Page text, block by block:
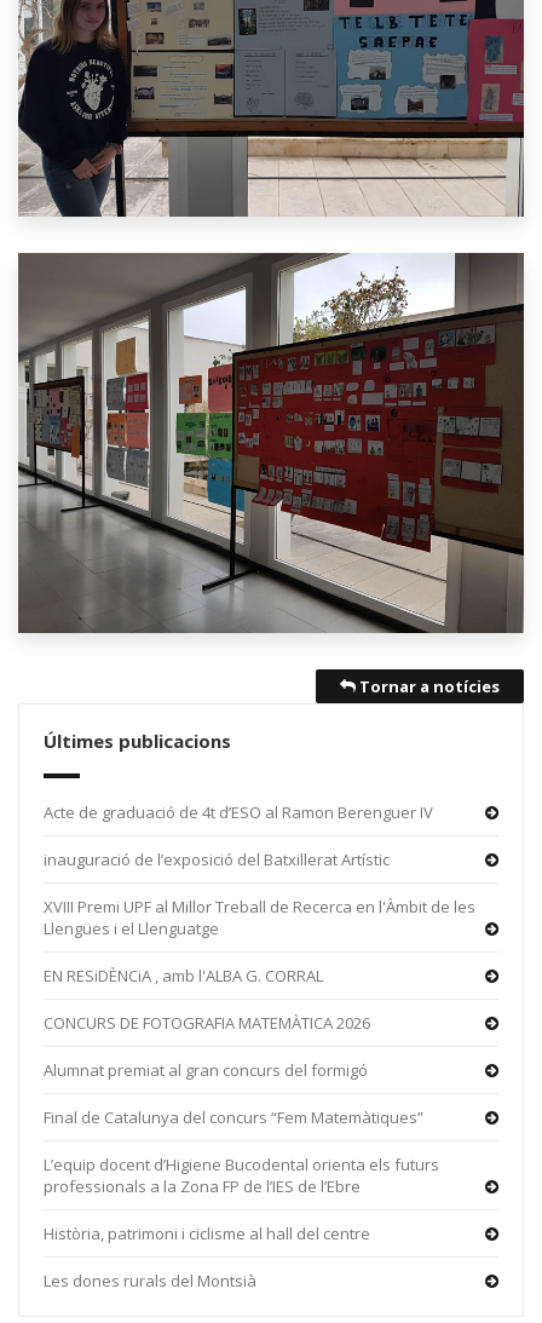
Tornar a notícies
Últimes publicacions
Acte de graduació de 4t d’ESO al Ramon Berenguer IV
inauguració de l’exposició del Batxillerat Artístic
XVIII Premi UPF al Millor Treball de Recerca en l'Àmbit de les
Llengües i el Llenguatge
EN RESiDÈNCiA , amb l'ALBA G. CORRAL
CONCURS DE FOTOGRAFIA MATEMÀTICA 2026
Alumnat premiat al gran concurs del formigó
Final de Catalunya del concurs “Fem Matemàtiques”
L’equip docent d’Higiene Bucodental orienta els futurs
professionals a la Zona FP de l’IES de l’Ebre
Història, patrimoni i ciclisme al hall del centre
Les dones rurals del Montsià